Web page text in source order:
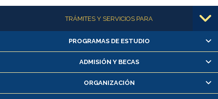
Más informaciónTRÁMITES Y SERVICIOS PARA
Alumnas/os y exalumnas/os
Matrícula en línea
Inscripción y cambio de asignaturas
Consulta y certificado de notas
PROGRAMAS DE ESTUDIO
ADMISIÓN Y BECAS
ORGANIZACIÓN